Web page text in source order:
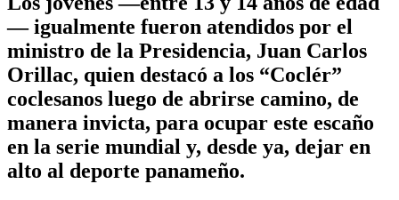
— igualmente fueron atendidos por el
ministro de la Presidencia, Juan Carlos
Orillac, quien destacó a los “Coclér”
coclesanos luego de abrirse camino, de
manera invicta, para ocupar este escaño
en la serie mundial y, desde ya, dejar en
alto al deporte panameño.